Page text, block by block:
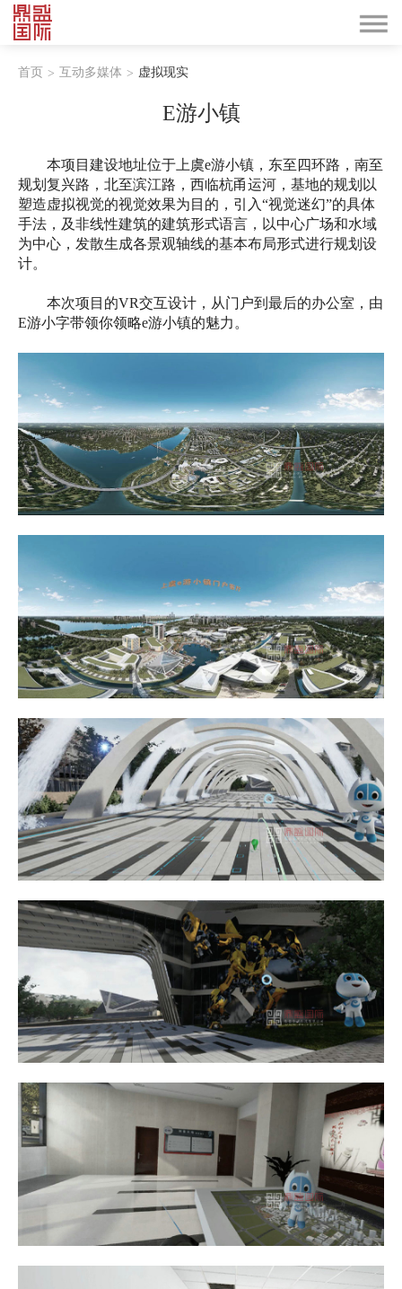
首页 > 互动多媒体 > 虚拟现实
E游小镇
本项目建设地址位于 上虞e游小镇，东至四环路，南至
规划复兴路，北至滨江路，西临杭甬运河， 基地的规划以
塑造虚拟视觉的视觉效果为目的，引入“视觉迷幻”的具体
手法，及非线性建筑的建筑形式语言，以中心广场和水域
为中心，发散生成各景观轴线的基本布局形式进行规划设
计。
本次项目的VR交互设计，从门户到最后的办公室，由
E游小字带领你领略e游小镇的魅力。